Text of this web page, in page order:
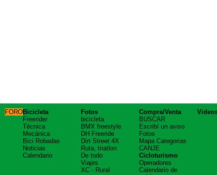
FOROBicicleta
Freerider
Técnica
Mecánica
Bici Robadas
Noticias
Calendario
Fotos
bicicleta
BMX freestyle
DH Freeride
Dirt Street 4X
Ruta, triatlon
De todo
Viajes
XC - Rural
Compra/Venta
BUSCAR
Escribí un aviso
Fotos
Mapa Categorias
CANJE
Cicloturismo
Operadores
Calendario de